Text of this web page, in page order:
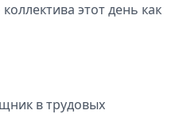
этот день как
в трудовых